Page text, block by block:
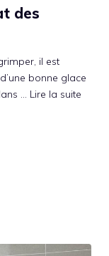
des
il est
bonne glace
… Lire la suite